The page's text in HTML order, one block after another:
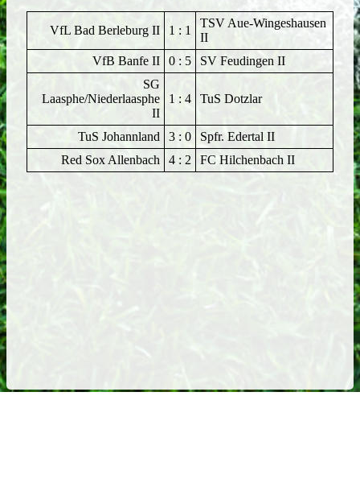
VfL Bad Berleburg II 1 : 1
TSV Aue-Wingeshausen
II
VfB Banfe II
0 : 5
SV Feudingen II
SG
Laasphe/Niederlaasphe
II
1 : 4 TuS Dotzlar
TuS Johannland 3 : 0
Spfr. Edertal II
Red Sox Allenbach
4 : 2 FC Hilchenbach II